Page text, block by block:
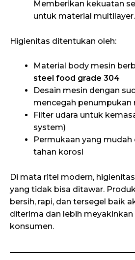
Memberikan kekuatan
untuk material multilayer.
Higienitas ditentukan oleh:
Material body mesin
steel food grade 304
Desain mesin dengan
mencegah penumpukan
Filter udara untuk
system)
Permukaan yang mudah
tahan korosi
Di mata ritel modern,
yang tidak bisa ditawar.
bersih, rapi, dan tersegel baik
diterima dan lebih
konsumen.